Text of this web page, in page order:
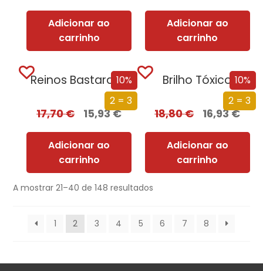
Adicionar ao
carrinho
Adicionar ao
carrinho
10%
2 = 3
Reinos Bastardos
17,70€ 15,93€
Adicionar ao
carrinho
10%
2 = 3
Brilho Tóxico
18,80€ 16,93€
Adicionar ao
carrinho
A mostrar 21–40 de 148 resultados
1 2 3 4 5 6 7 8